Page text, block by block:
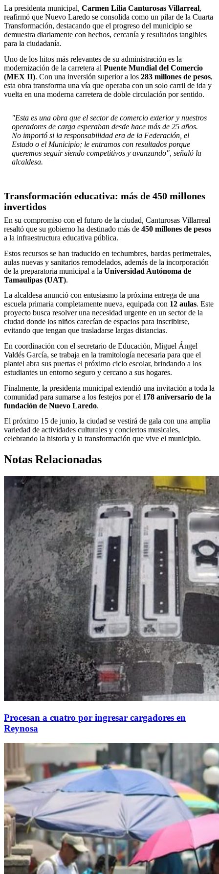
La presidenta municipal, Carmen Lilia Canturosas Villarreal,
reafirmó que Nuevo Laredo se consolida como un pilar de la Cuarta
Transformación, destacando que el progreso del municipio se
demuestra diariamente con hechos, cercanía y resultados tangibles
para la ciudadanía.
Uno de los hitos más relevantes de su administración es la
modernización de la carretera al Puente Mundial del Comercio
(MEX II). Con una inversión superior a los 283 millones de pesos,
esta obra transforma una vía que operaba con un solo carril de ida y
vuelta en una moderna carretera de doble circulación por sentido.
"Esta es una obra que el sector de comercio exterior y nuestros
operadores de carga esperaban desde hace más de 25 años.
No importó si la responsabilidad era de la Federación, el
Estado o el Municipio; le entramos con resultados porque
queremos seguir siendo competitivos y avanzando", señaló la
alcaldesa.
Transformación educativa: más de 450 millones
invertidos
En su compromiso con el futuro de la ciudad, Canturosas Villarreal
resaltó que su gobierno ha destinado más de 450 millones de pesos
a la infraestructura educativa pública.
Estos recursos se han traducido en techumbres, bardas perimetrales,
aulas nuevas y sanitarios remodelados, además de la incorporación
de la preparatoria municipal a la Universidad Autónoma de
Tamaulipas (UAT).
La alcaldesa anunció con entusiasmo la próxima entrega de una
escuela primaria completamente nueva, equipada con 12 aulas. Este
proyecto busca resolver una necesidad urgente en un sector de la
ciudad donde los niños carecían de espacios para inscribirse,
evitando que tengan que trasladarse largas distancias.
En coordinación con el secretario de Educación, Miguel Ángel
Valdés García, se trabaja en la tramitología necesaria para que el
plantel abra sus puertas el próximo ciclo escolar, brindando a los
estudiantes un entorno seguro y cercano a sus hogares.
Finalmente, la presidenta municipal extendió una invitación a toda la
comunidad para sumarse a los festejos por el 178 aniversario de la
fundación de Nuevo Laredo.
El próximo 15 de junio, la ciudad se vestirá de gala con una amplia
variedad de actividades culturales y conciertos musicales,
celebrando la historia y la transformación que vive el municipio.
Notas Relacionadas
Procesan a cuatro por ingresar cargadores en
Reynosa